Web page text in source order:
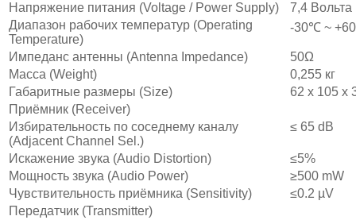
Напряжение питания (Voltage / Power Supply)
7,4 Вольта
Диапазон рабочих температур (Operating
Temperature)
-30℃ ~
Импеданс антенны (Antenna Impedance)
50Ω
Масса (Weight)
0,255 кг
Габаритные размеры (Size)
62 х 105 х
Приёмник (Receiver)
Избирательность по соседнему каналу
(Adjacent Channel Sel.)
≤ 65 dB
Искажение звука (Audio Distortion)
≤5%
Мощность звука (Audio Power)
≥500 mW
Чувствительность приёмника (Sensitivity)
≤0.2 µV
Передатчик (Transmitter)